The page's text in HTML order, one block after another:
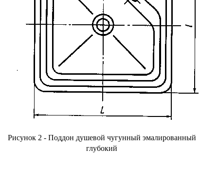
Рисунок 2 - Поддон душевой чугунный эмалированный
глубокий